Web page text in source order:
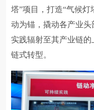
塔”项目，打造“气候
动为锚，撬动各产业
实践辐射至其产业链
链式转型。